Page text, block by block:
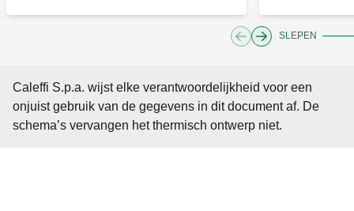
SLEPEN
Caleffi S.p.a. wijst elke verantwoordelijkheid voor een
onjuist gebruik van de gegevens in dit document af. De
schema’s vervangen het thermisch ontwerp niet.